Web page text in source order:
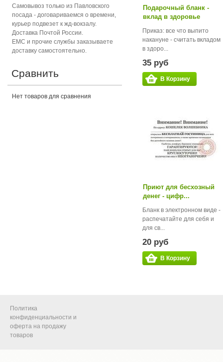
Подарочный бланк -
вклад в здоровье
Приказ: все что выпито
накануне - считать вкладом
в здоро...
35 руб
В Корзину
Приют для бесхозный
денег - цифр...
Бланк в электронном виде -
распечатайте для себя и
для св...
20 руб
В Корзину
Самовывоз только из Павловского
посада - договариваемся о времени,
курьер подвезет к жд-вокзалу.
Доставка Почтой России.
ЕМС и прочие службы заказываете
доставку самостоятельно.
Сравнить
Нет товаров для сравнения
Политика
конфиденциальности и
оферта на продажу
товаров